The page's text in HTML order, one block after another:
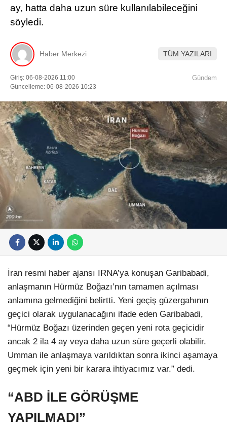
ay, hatta daha uzun süre kullanılabileceğini
söyledi.
Haber Merkezi TÜM YAZILARI
Giriş: 06-08-2026 11:00
Güncelleme: 06-08-2026 10:23
Gündem
İran resmi haber ajansı IRNA’ya konuşan Garibabadi,
anlaşmanın Hürmüz Boğazı’nın tamamen açılması
anlamına gelmediğini belirtti. Yeni geçiş güzergahının
geçici olarak uygulanacağını ifade eden Garibabadi,
“Hürmüz Boğazı üzerinden geçen yeni rota geçicidir
ancak 2 ila 4 ay veya daha uzun süre geçerli olabilir.
Umman ile anlaşmaya varıldıktan sonra ikinci aşamaya
geçmek için yeni bir karara ihtiyacımız var.” dedi.
“ABD İLE GÖRÜŞME
YAPILMADI”